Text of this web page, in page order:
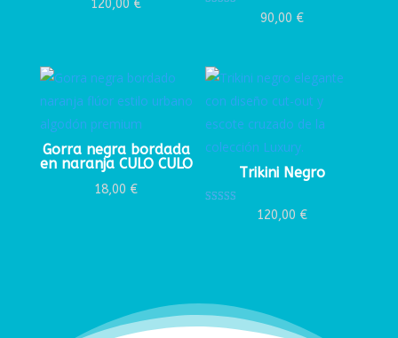
120,00 €
Valorado con90,00 €
Gorra negra bordada
en naranja CULO CULO
18,00 €
Trikini Negro
Valorado con120,00 €